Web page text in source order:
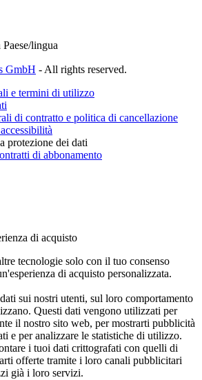
lingua
GmbH - All rights reserved.
e termini di utilizzo
di contratto e politica di cancellazione
protezione dei dati
di abbonamento
di acquisto
tecnologie solo con il tuo consenso
di acquisto personalizzata.
sui nostri utenti, sul loro comportamento
Questi dati vengono utilizzati per
il nostro sito web, per mostrarti pubblicità
e per analizzare le statistiche di utilizzo.
i tuoi dati crittografati con quelli di
offerte tramite i loro canali pubblicitari
già i loro servizi.